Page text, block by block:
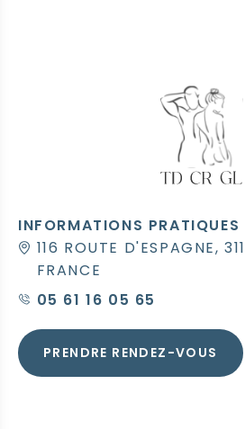
INFORMATIONS PRATIQUES
116 ROUTE D'ESPAGNE,
FRANCE
05 61 16 05 65
PRENDRE RENDEZ-VOUS